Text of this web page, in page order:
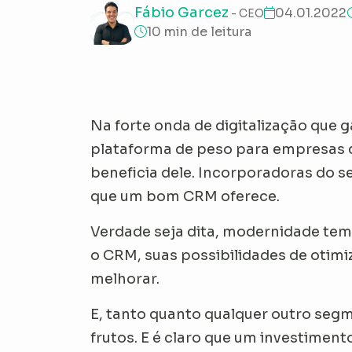
Fábio Garcez - CEO
04.01.2022
10 min de leitura
Na forte onda de digitalização que
plataforma de peso para empresas
beneficia dele. Incorporadoras do
que um bom CRM oferece.
Verdade seja dita, modernidade
o CRM, suas possibilidades de
melhorar.
E, tanto quanto qualquer outro
frutos. E é claro que um